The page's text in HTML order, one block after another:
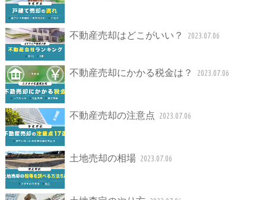
不動産売却はどこがいい？ 2023.07.06
不動産売却にかかる税金は？ 2023.07.06
不動産売却の注意点 2023.07.06
土地売却の相場 2023.07.06